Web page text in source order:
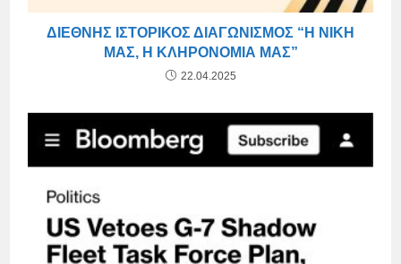
ΔΙΕΘΝΉΣ ΙΣΤΟΡΙΚΌΣ ΔΙΑΓΩΝΙΣΜΌΣ “Η ΝΊΚΗ
ΜΑΣ, Η ΚΛΗΡΟΝΟΜΙΆ ΜΑΣ”
22.04.2025